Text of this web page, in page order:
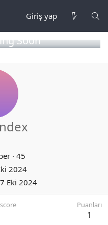
Giriş yap
Soon
· 45
2024
7 Eki 2024
Puanları
1